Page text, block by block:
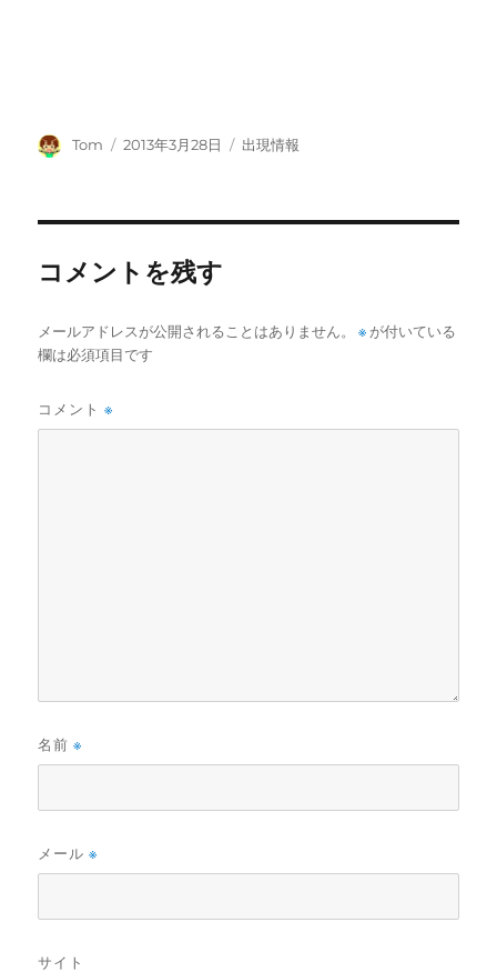
投
Tom
投
2013年3月28日
カ
出現情報
コメントを残す
メールアドレスが公開されることはありません。 ※ が付いている
欄は必須項目です
コメント※
名前※
メール※
サイト